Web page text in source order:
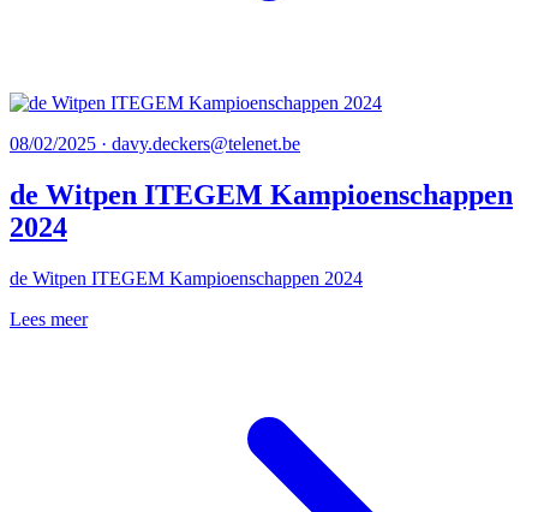
08/02/2025 · davy.deckers@telenet.be
de Witpen ITEGEM Kampioenschappen
2024
de Witpen ITEGEM Kampioenschappen 2024
Lees meer